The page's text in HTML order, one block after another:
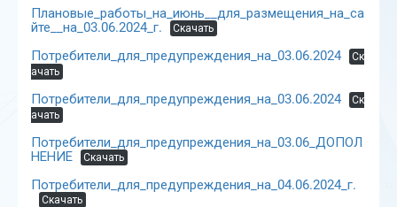
Плановые_работы_на_июнь__для_размещения_на_са
йте__на_03.06.2024_г.
Скачать
Потребители_для_предупреждения_на_03.06.2024
Ск
ачать
Потребители_для_предупреждения_на_03.06.2024
Ск
ачать
Потребители_для_предупреждения_на_03.06_ДОПОЛ
НЕНИЕ
Скачать
Потребители_для_предупреждения_на_04.06.2024_г.
Скачать